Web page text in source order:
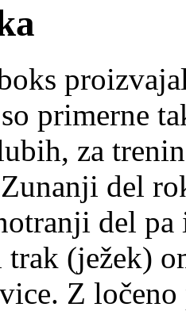
primerne
za
del
del
(ježek)
Z